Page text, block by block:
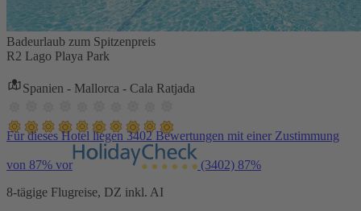
Badeurlaub zum Spitzenpreis
R2 Lago Playa Park
Spanien - Mallorca - Cala Ratjada
Für dieses Hotel liegen 3402 Bewertungen mit einer Zustimmung
von 87% vor (3402) 87%
8-tägige Flugreise, DZ inkl. AI